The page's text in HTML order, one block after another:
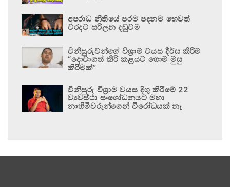
අපරාධ නීතියේ පරම පදනම හෙවත්
වරදට සරිලන දඬුවම
විනිසුරුවන්ගේ විශ්‍රාම වයස දීර්ඝ කිරීම
“දොවාගත් කිරි කළයට ගොම මුසු
කිරීමක්”
විනිසුරු විශ්‍රාම වයස දිගු කිරීමේ 22
ව්‍යවස්ථා සංශෝධනයට මහා
නාහිමිවරුන්ගෙන් විරෝධයක් නෑ